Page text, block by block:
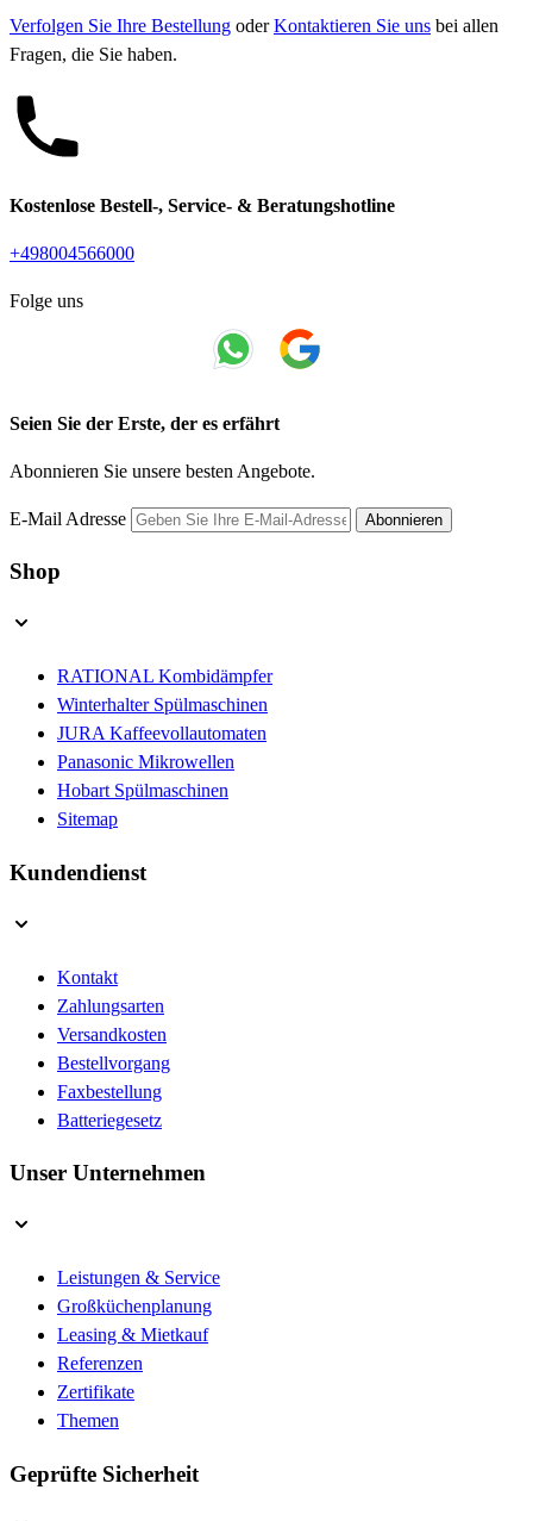
Verfolgen Sie Ihre Bestellung oderKontaktieren Sie uns bei allen
Fragen, die Sie haben.
Kostenlose Bestell-, Service- & Beratungshotline
+498004566000
Folge uns
Seien Sie der Erste, der es erfährt
Abonnieren Sie unsere besten Angebote.
E-Mail Adresse Abonnieren
Shop
RATIONAL Kombidämpfer
Winterhalter Spülmaschinen
JURA Kaffeevollautomaten
Panasonic Mikrowellen
Hobart Spülmaschinen
Sitemap
Kundendienst
Kontakt
Zahlungsarten
Versandkosten
Bestellvorgang
Faxbestellung
Batteriegesetz
Unser Unternehmen
Leistungen & Service
Großküchenplanung
Leasing & Mietkauf
Referenzen
Zertifikate
Themen
Geprüfte Sicherheit